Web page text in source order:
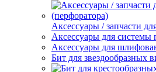
Аксессуары / запчасти
Аксессуары для системы
Аксессуары для
Бит для звездообразных